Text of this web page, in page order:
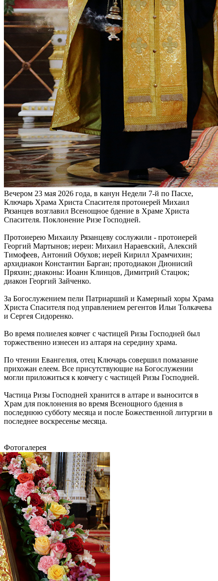
Вечером 23 мая 2026 года, в канун Недели 7-й по Пасхе,
Ключарь Храма Христа Спасителя протоиерей Михаил
Рязанцев возглавил Всенощное бдение в Храме Христа
Спасителя. Поклонение Ризе Господней.
Протоиерею Михаилу Рязанцеву сослужили - протоиерей
Георгий Мартынов; иереи: Михаил Нараевский, Алексий
Тимофеев, Антоний Обухов; иерей Кирилл Храмчихин;
архидиакон Константин Барган; протодиакон Дионисий
Пряхин; диаконы: Иоанн Клинцов, Димитрий Стацюк;
диакон Георгий Зайченко.
За Богослужением пели Патриарший и Камерный хоры Храма
Христа Спасителя под управлением регентов Ильи Толкачева
и Сергея Сидоренко.
Во время полиелея ковчег с частицей Ризы Господней был
торжественно изнесен из алтаря на середину храма.
По чтении Евангелия, отец Ключарь совершил помазание
прихожан елеем. Все присутствующие на Богослужении
могли приложиться к ковчегу с частицей Ризы Господней.
Частица Ризы Господней хранится в алтаре и выносится в
Храм для поклонения во время Всенощного бдения в
последнюю субботу месяца и после Божественной литургии в
последнее воскресенье месяца.
Фотогалерея